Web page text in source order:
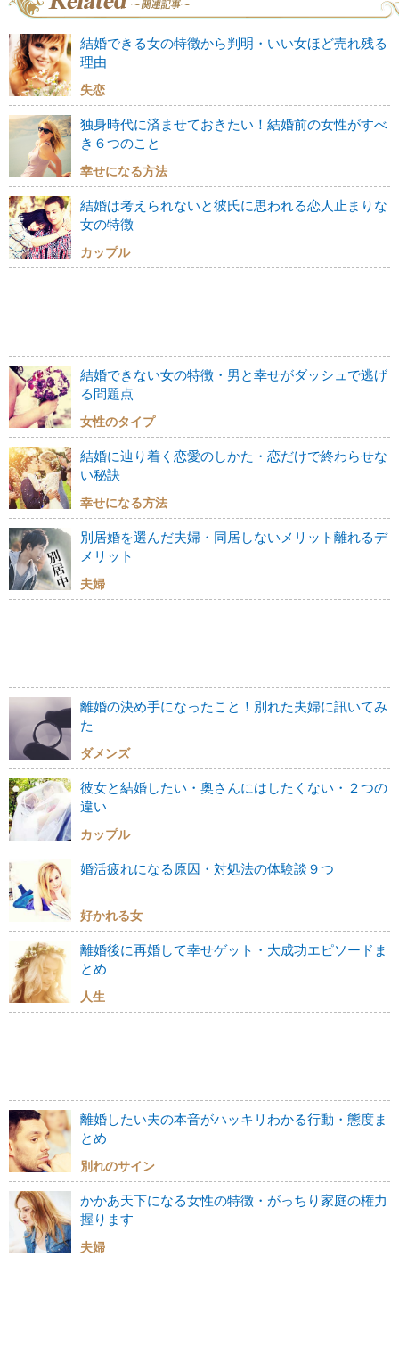
結婚できる女の特徴から判明・いい女ほど売れ残る
理由
失恋
独身時代に済ませておきたい！結婚前の女性がすべ
き６つのこと
幸せになる方法
結婚は考えられないと彼氏に思われる恋人止まりな
女の特徴
カップル
結婚できない女の特徴・男と幸せがダッシュで逃げ
る問題点
女性のタイプ
結婚に辿り着く恋愛のしかた・恋だけで終わらせな
い秘訣
幸せになる方法
別居婚を選んだ夫婦・同居しないメリット離れるデ
メリット
夫婦
離婚の決め手になったこと！別れた夫婦に訊いてみ
た
ダメンズ
彼女と結婚したい・奥さんにはしたくない・２つの
違い
カップル
婚活疲れになる原因・対処法の体験談９つ
好かれる女
離婚後に再婚して幸せゲット・大成功エピソードま
とめ
人生
離婚したい夫の本音がハッキリわかる行動・態度ま
とめ
別れのサイン
かかあ天下になる女性の特徴・がっちり家庭の権力
握ります
夫婦